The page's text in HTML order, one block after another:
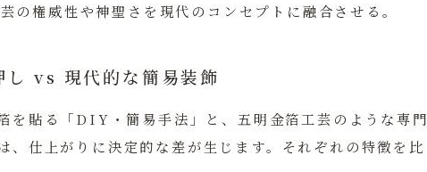
の権威性や神聖さを現代のコンセプトに融合させる。
し vs 現代的な簡易装飾
を貼る「DIY・簡易手法」と、五明金箔工芸のような専門
、仕上がりに決定的な差が生じます。それぞれの特徴を比